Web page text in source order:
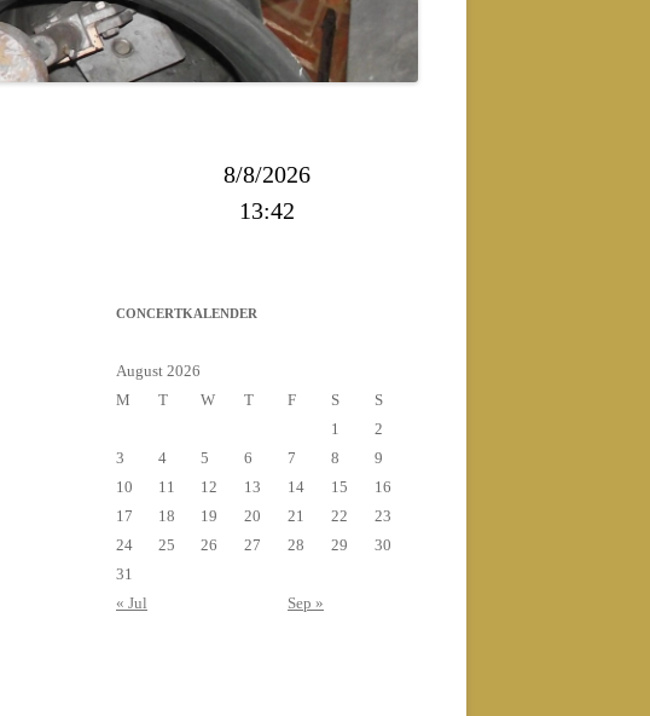
2013
8/8/2026
13:42
CONCERTKALENDER
August 2026
M
T W T F S
S
1
2
3
4 5 6 7 8
9
10
11 12 13 14 15
16
17
18 19 20 21 22
23
24
25 26 27 28 29
30
31
« Jul
Sep »